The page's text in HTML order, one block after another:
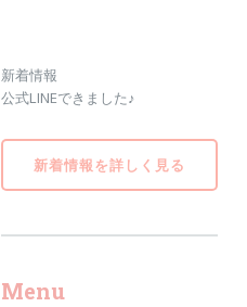
新着情報
公式LINEできました♪
新着情報を詳しく見る
Menu